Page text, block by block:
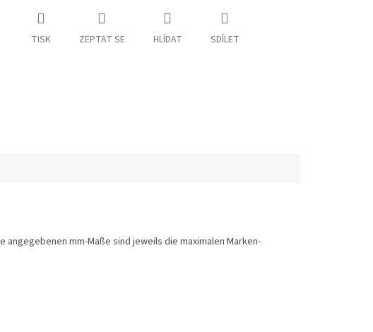
TISK ZEPTAT SE HLÍDAT SDÍLET
angegebenen mm-Maße sind jeweils die maximalen Marken-